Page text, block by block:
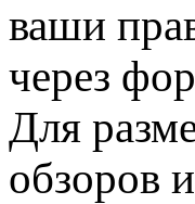
ваши
через
Для
обзоров